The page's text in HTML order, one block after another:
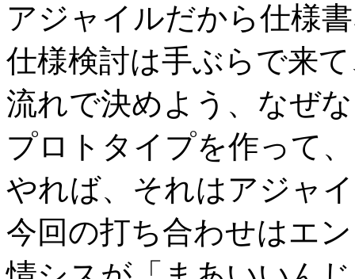
アジャイルだから仕様
仕様検討は手ぶらで来
流れで決めよう、なぜ
プロトタイプを作って
やれば、それはアジャ
今回の打ち合わせはエ